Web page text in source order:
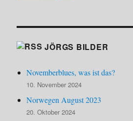
JÖRGS BILDER
Novemberblues, was ist das?
10. November 2024
Norwegen August 2023
20. Oktober 2024